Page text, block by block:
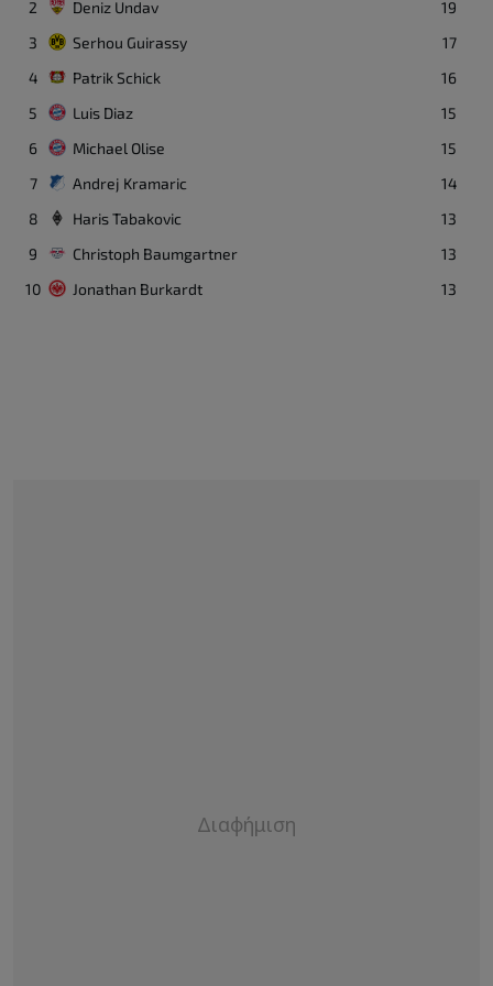
2
Deniz Undav
19
3
Serhou Guirassy
17
4
Patrik Schick
16
5
Luis Diaz
15
6
Michael Olise
15
7
Andrej Kramaric
14
8
Haris Tabakovic
13
9
Christoph Baumgartner
13
10
Jonathan Burkardt 13